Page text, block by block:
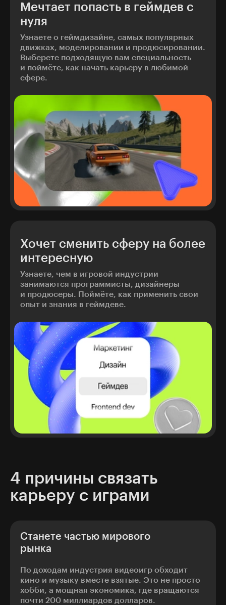
Мечтает попасть в геймдев с
нуля
Узнаете о геймдизайне, самых популярных
движках, моделировании и продюсировании.
Выберете подходящую вам специальность
и поймёте, как начать карьеру в любимой
сфере.
Хочет сменить сферу на более
интересную
Узнаете, чем в игровой индустрии
занимаются программисты, дизайнеры
и продюсеры. Поймёте, как применить свои
опыт и знания в геймдеве.
4 причины связать
карьеру с играми
Станете частью мирового
рынка
По доходам индустрия видеоигр обходит
кино и музыку вместе взятые. Это не просто
хобби, а мощная экономика, где вращаются
почти 200 миллиардов долларов.